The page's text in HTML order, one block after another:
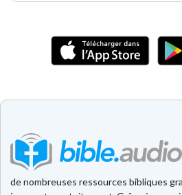
de nombreuses ressources bibliques